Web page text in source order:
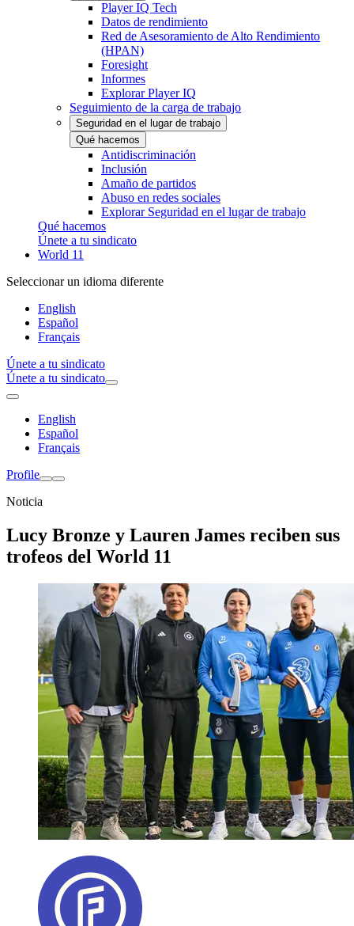
Player IQ Tech
Datos de rendimiento
Red de Asesoramiento de Alto Rendimiento
(HPAN)
Foresight
Informes
Explorar Player IQ
Seguimiento de la carga de trabajo
Seguridad en el lugar de trabajo
Qué hacemos
Antidiscriminación
Inclusión
Amaño de partidos
Abuso en redes sociales
Explorar Seguridad en el lugar de trabajo
Qué hacemos
Únete a tu sindicato
World 11
Seleccionar un idioma diferente
English
Español
Français
Únete a tu sindicato
Únete a tu sindicato
English
Español
Français
Profile
Noticia
Lucy Bronze y Lauren James reciben sus
trofeos del World 11